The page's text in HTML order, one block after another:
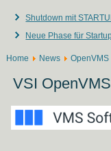
Shutdown mit
Neue Phase für
Home News OpenVMS
VSI